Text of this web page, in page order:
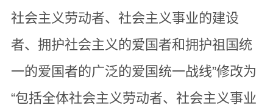
社会主义劳动者、社会主义事业的建设
者、拥护社会主义的爱国者和拥护祖国统
一的爱国者的广泛的爱国统一战线”修改为
“包括全体社会主义劳动者、社会主义事业